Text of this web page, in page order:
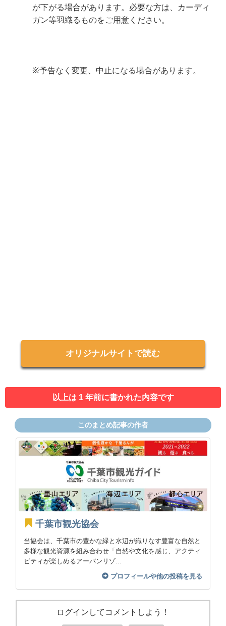
が下がる場合があります。必要な方は、カーディ
ガン等羽織るものをご用意ください。
※予告なく変更、中止になる場合があります。
オリジナルサイトで読む
以上は 1 年前に書かれた内容です
このまとめ記事の作者
千葉市観光協会
当協会は、千葉市の豊かな緑と水辺が織りなす豊富な自然と
多様な観光資源を組み合わせ「自然や文化を感じ、アクティ
ビティが楽しめるアーバンリゾ...
プロフィールや他の投稿を見る
ログインしてコメントしよう！